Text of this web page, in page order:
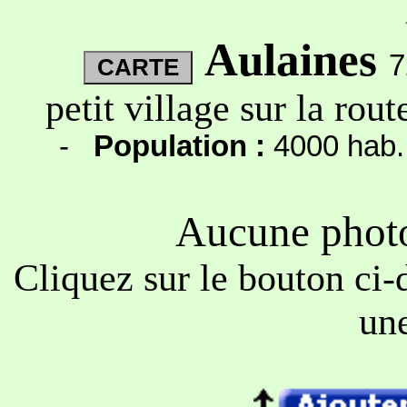
Aulaines
petit village sur la
- Population : 4000
Aucune
Cliquez sur le bouton ci-